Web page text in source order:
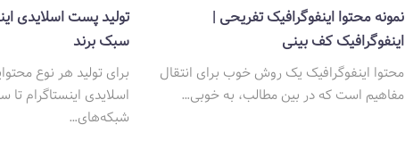
تولید پست اسلایدی
سبک برند
برای تولید هر نوع
اسلایدی اینستاگرام تا
شبکه‌های…
نمونه محتوا اینفوگرافیک تفریحی |
اینفوگرافیک کف بینی
محتوا اینفوگرافیک یک روش خوب برای انتقال
مفاهیم است که در بین مطالب، به خوبی…